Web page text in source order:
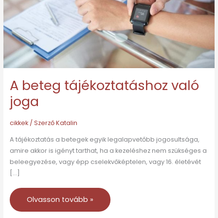
A beteg tájékoztatáshoz való
joga
cikkek/ SzerzőKatalin
A tájékoztatás a betegek egyik legalapvetőbb jogosultsága,
amire akkor is igényt tarthat, ha a kezeléshez nem szükséges a
beleegyezése, vagy épp cselekvőképtelen, vagy 16. életévét
[…]
Olvasson tovább »